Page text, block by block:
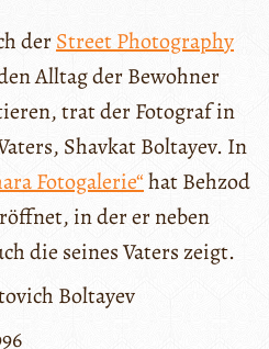
derStreet Photography
Alltag der Bewohner
trat der Fotograf in
Shavkat Boltayev. In
Fotogalerie“hat Behzod
in der er neben
die seines Vaters zeigt.
Boltayev